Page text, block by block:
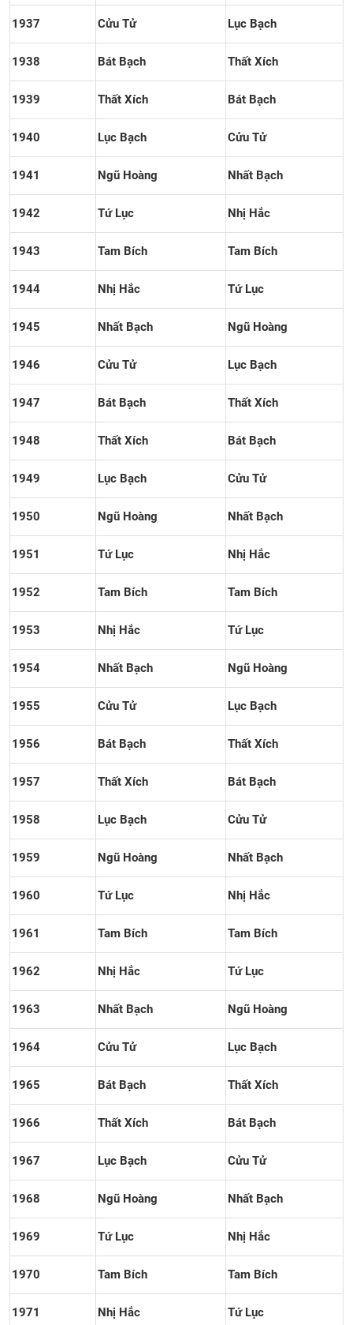
1937 Cửu Tử Lục Bạch
1938 Bát Bạch Thất Xích
1939 Thất Xích Bát Bạch
1940 Lục Bạch Cửu Tử
1941 Ngũ Hoàng Nhất Bạch
1942 Tứ Lục Nhị Hắc
1943 Tam Bích Tam Bích
1944 Nhị Hắc Tứ Lục
1945 Nhất Bạch Ngũ Hoàng
1946 Cửu Tử Lục Bạch
1947 Bát Bạch Thất Xích
1948 Thất Xích Bát Bạch
1949 Lục Bạch Cửu Tử
1950 Ngũ Hoàng Nhất Bạch
1951 Tứ Lục Nhị Hắc
1952 Tam Bích Tam Bích
1953 Nhị Hắc Tứ Lục
1954 Nhất Bạch Ngũ Hoàng
1955 Cửu Tử Lục Bạch
1956 Bát Bạch Thất Xích
1957 Thất Xích Bát Bạch
1958 Lục Bạch Cửu Tử
1959 Ngũ Hoàng Nhất Bạch
1960 Tứ Lục Nhị Hắc
1961 Tam Bích Tam Bích
1962 Nhị Hắc Tứ Lục
1963 Nhất Bạch Ngũ Hoàng
1964 Cửu Tử Lục Bạch
1965 Bát Bạch Thất Xích
1966 Thất Xích Bát Bạch
1967 Lục Bạch Cửu Tử
1968 Ngũ Hoàng Nhất Bạch
1969 Tứ Lục Nhị Hắc
1970 Tam Bích Tam Bích
1971 Nhị Hắc Tứ Lục